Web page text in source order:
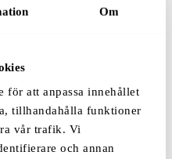
Om
för att anpassa innehållet
tillhandahålla funktioner
vår trafik. Vi
och annan